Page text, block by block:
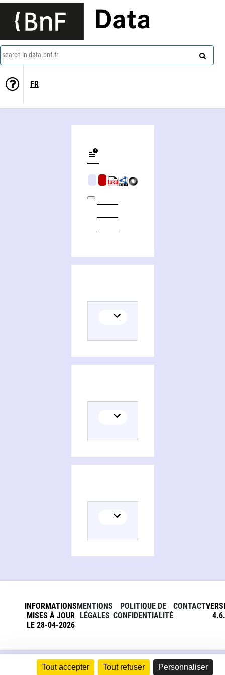
Tout accepter Tout refuser Personnaliser
Data
search in data.bnf.fr
FR
INFORMATIONS
MISES À JOUR
LE 28-04-2026
MENTIONS
LÉGALES
POLITIQUE DE
CONFIDENTIALITÉ
CONTACT